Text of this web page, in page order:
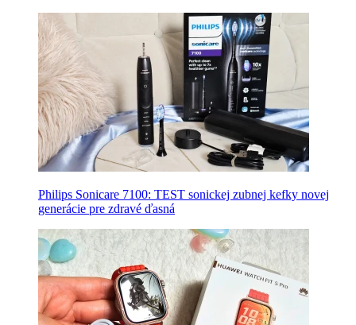
Philips Sonicare 7100: TEST sonickej zubnej kefky novej
generácie pre zdravé ďasná